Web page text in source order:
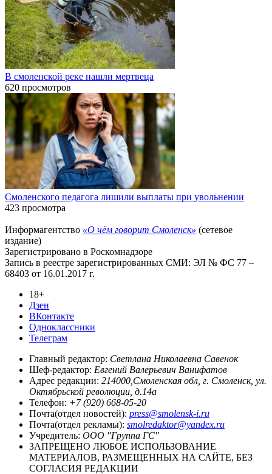
В смоленской реке нашли мертвеца
620 просмотров
Смоленского педагога лишили выплаты при увольнении
423 просмотра
Информагентство «О чём говорит Смоленск» (сетевое
издание)
Зарегистрировано в Роскомнадзоре
Запись в реестре зарегистрированных СМИ: ЭЛ № ФС 77 –
68403 от 16.01.2017 г.
18+
Дзен
ВКонтакте
Одноклассники
Телеграм
Главный редактор: Светлана Николаевна Савенок
Шеф-редактор: Евгений Валерьевич Ванифатов
Адрес редакции: 214000,Смоленская обл, г. Смоленск, ул.
Октябрьской революции, д.14а
Телефон: +7 (920) 668-05-20
Почта(отдел новостей): press@smolensk-i.ru
Почта(отдел рекламы): smolredaktor@yandex.ru
Учредитель: ООО "Группа ГС"
ЗАПРЕЩЕНО ЛЮБОЕ ИСПОЛЬЗОВАНИЕ
МАТЕРИАЛОВ, РАЗМЕЩЕННЫХ НА САЙТЕ, БЕЗ
СОГЛАСИЯ РЕДАКЦИИ